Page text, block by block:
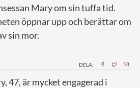
Mary om sin tuffa tid.
öppnar upp och berättar om
sin mor.
DELA:
47, är mycket engagerad i